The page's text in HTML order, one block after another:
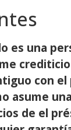
es una
con
asume
de el